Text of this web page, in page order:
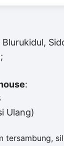
:
Ulang)
tersambung,